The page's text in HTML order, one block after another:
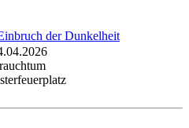
der Dunkelheit